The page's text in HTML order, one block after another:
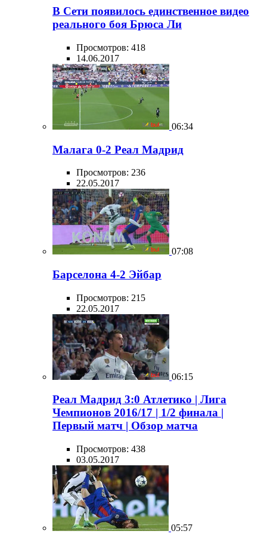
В Сети появилось единственное видео
реального боя Брюса Ли
Просмотров: 418
14.06.2017
06:34
Малага 0-2 Реал Мадрид
Просмотров: 236
22.05.2017
07:08
Барселона 4-2 Эйбар
Просмотров: 215
22.05.2017
06:15
Реал Мадрид 3:0 Атлетико | Лига
Чемпионов 2016/17 | 1/2 финала |
Первый матч | Обзор матча
Просмотров: 438
03.05.2017
05:57